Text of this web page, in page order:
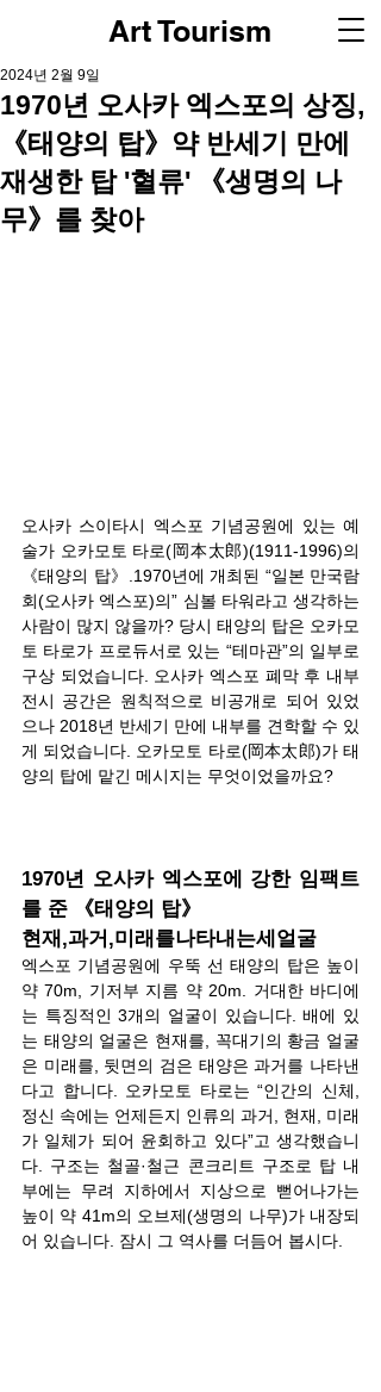
Art Tourism
1970년 오사카 엑스포의 상징,
《태양의 탑》약 반세기 만에
재생한 탑 '혈류' 《생명의 나
무》를 찾아
2024년 2월 9일
오사카 스이타시 엑스포 기념공원에 있는 예
술가 오카모토 타로(岡本太郎)(1911-1996)의
《태양의 탑》.1970년에 개최된 “일본 만국람
회(오사카 엑스포)의” 심볼 타워라고 생각하는
사람이 많지 않을까? 당시 태양의 탑은 오카모
토 타로가 프로듀서로 있는 “테마관”의 일부로
구상 되었습니다. 오사카 엑스포 폐막 후 내부
전시 공간은 원칙적으로 비공개로 되어 있었
으나 2018년 반세기 만에 내부를 견학할 수 있
게 되었습니다. 오카모토 타로(岡本太郎)가 태
양의 탑에 맡긴 메시지는 무엇이었을까요?
1970년 오사카 엑스포에 강한 임팩트
를 준 《태양의 탑》
현재,과거,미래를나타내는세얼굴
엑스포 기념공원에 우뚝 선 태양의 탑은 높이
약 70m, 기저부 지름 약 20m. 거대한 바디에
는 특징적인 3개의 얼굴이 있습니다. 배에 있
는 태양의 얼굴은 현재를, 꼭대기의 황금 얼굴
은 미래를, 뒷면의 검은 태양은 과거를 나타낸
다고 합니다. 오카모토 타로는 “인간의 신체,
정신 속에는 언제든지 인류의 과거, 현재, 미래
가 일체가 되어 윤회하고 있다”고 생각했습니
다. 구조는 철골·철근 콘크리트 구조로 탑 내
부에는 무려 지하에서 지상으로 뻗어나가는
높이 약 41m의 오브제(생명의 나무)가 내장되
어 있습니다. 잠시 그 역사를 더듬어 봅시다.